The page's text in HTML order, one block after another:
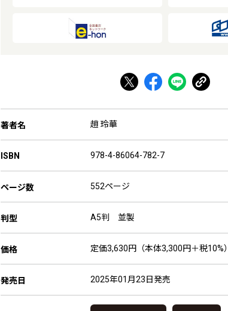
著者名 趙 玲華
ISBN 978-4-86064-782-7
ページ数 552ページ
判型 A5判 並製
価格 定価3,630円（本体3,300円＋税10%）
発売日 2025年01月23日発売